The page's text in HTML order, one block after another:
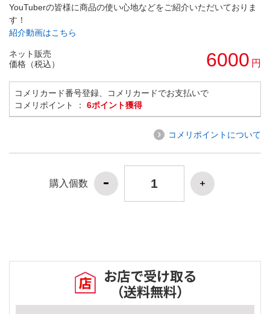
YouTuberの皆様に商品の使い心地などをご紹介いただいておりま
す！
紹介動画はこちら
ネット販売
価格（税込）
6000 円
コメリカード番号登録、コメリカードでお支払いで
コメリポイント ： 6ポイント獲得
コメリポイントについて
購入個数
お店で受け取る
（送料無料）